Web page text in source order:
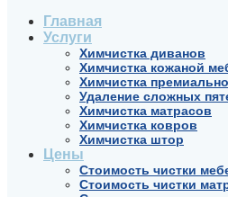
Главная
Услуги
Химчистка диванов
Химчистка кожаной
Химчистка
Удаление сложных
Химчистка матрасов
Химчистка ковров
Химчистка штор
Цены
Стоимость чистки
Стоимость чистки